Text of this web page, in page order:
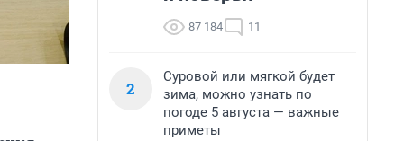
87 184 11
2
Суровой или мягкой будет
зима, можно узнать по
погоде 5 августа — важные
приметы